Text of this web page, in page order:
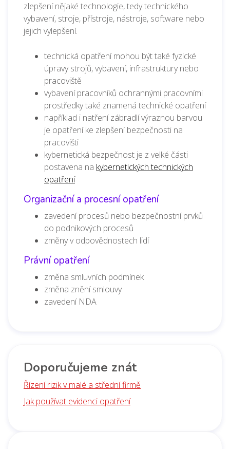
zlepšení nějaké technologie, tedy technického
vybavení, stroje, přístroje, nástroje, software nebo
jejich vylepšení.
technická opatření mohou být také fyzické
úpravy strojů, vybavení, infrastruktury nebo
pracoviště
vybavení pracovníků ochrannými pracovními
prostředky také znamená technické opatření
například i natření zábradlí výraznou barvou
je opatření ke zlepšení bezpečnosti na
pracovišti
kybernetická bezpečnost je z velké části
postavena na kybernetických technických
opatření
Organizační a procesní opatření
zavedení procesů nebo bezpečnostní prvků
do podnikových procesů
změny v odpovědnostech lidí
Právní opatření
změna smluvních podmínek
změna znění smlouvy
zavedení NDA
Doporučujeme znát
Řízení rizik v malé a střední firmě
Jak používat evidenci opatření